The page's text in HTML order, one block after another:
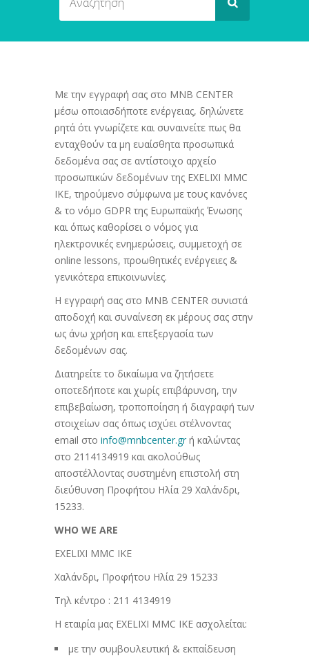
Με την εγγραφή σας στο MNB CENTER
μέσω οποιασδήποτε ενέργειας, δηλώνετε
ρητά ότι γνωρίζετε και συναινείτε πως θα
ενταχθούν τα μη ευαίσθητα προσωπικά
δεδομένα σας σε αντίστοιχο αρχείο
προσωπικών δεδομένων της EXELIXI MMC
ΙΚΕ, τηρούμενο σύμφωνα με τους κανόνες
& το νόμο GDPR της Ευρωπαϊκής Ένωσης
και όπως καθορίσει ο νόμος για
ηλεκτρονικές ενημερώσεις, συμμετοχή σε
online lessons, προωθητικές ενέργειες &
γενικότερα επικοινωνίες.
Η εγγραφή σας στο MNB CENTER συνιστά
αποδοχή και συναίνεση εκ μέρους σας στην
ως άνω χρήση και επεξεργασία των
δεδομένων σας.
Διατηρείτε το δικαίωμα να ζητήσετε
οποτεδήποτε και χωρίς επιβάρυνση, την
επιβεβαίωση, τροποποίηση ή διαγραφή των
στοιχείων σας όπως ισχύει στέλνοντας
email στο info@mnbcenter.grή καλώντας
στο 2114134919 και ακολούθως
αποστέλλοντας συστημένη επιστολή στη
διεύθυνση Προφήτου Ηλία 29 Χαλάνδρι,
15233.
WHO WE ARE
EXELIXI MMC IKE
Χαλάνδρι, Προφήτου Ηλία 29 15233
Τηλ κέντρο : 211 4134919
H εταιρία μας EXELIXI MMC IKE ασχολείται:
με την συμβουλευτική & εκπαίδευση